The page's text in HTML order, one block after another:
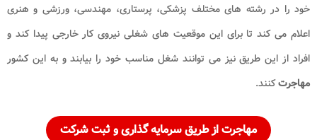
خود را در رشته های مختلف پزشکی، پرستاری، مهندسی، ورزشی و هنری
اعلام می کند تا برای این موقعیت های شغلی نیروی کار خارجی پیدا کند و
افراد از این طریق نیز می توانند شغل مناسب خود را بیابند و به این کشور
مهاجرتکنند.
مهاجرتاز طریق سرمایه گذاری و ثبت شرکت